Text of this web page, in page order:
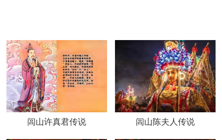
闾山许真君传说 闾山陈夫人传说